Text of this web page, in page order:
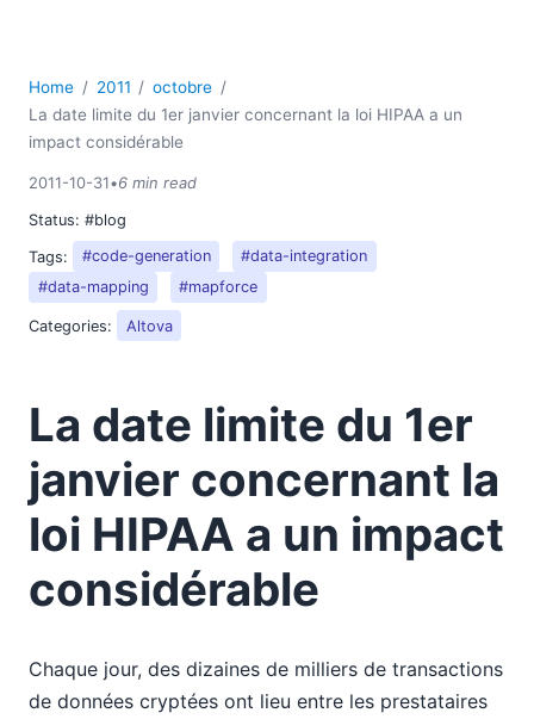
Home 2011
octobre
La date limite du 1er janvier concernant la loi HIPAA a un
impact considérable
2011-10-31•6 min read
Status: #blog
Tags:
#code-generation
#data-integration
#data-mapping
#mapforce
Categories: Altova
La date limite du 1er
janvier concernant la
loi HIPAA a un impact
considérable
Chaque jour, des dizaines de milliers de transactions
de données cryptées ont lieu entre les prestataires